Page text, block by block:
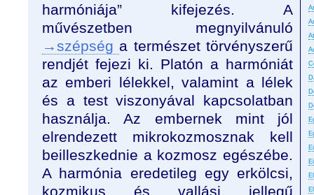
harmóniája” kifejezés. A
művészetben megnyilvánuló
→szépség a természet törvényszerű
rendjét fejezi ki. Platón a harmóniát
az emberi lélekkel, valamint a lélek
és a test viszonyával kapcsolatban
használja. Az embernek mint jól
elrendezett mikrokozmosznak kell
beilleszkednie a kozmosz egészébe.
A harmónia eredetileg egy erkölcsi,
kozmikus és vallási jellegű